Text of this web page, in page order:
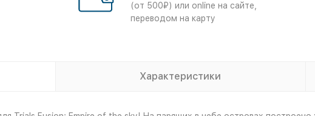
(от 500₽) или online на сайте,
переводом на карту
Характеристики